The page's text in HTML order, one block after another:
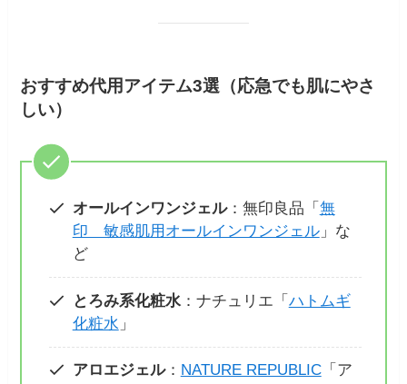
おすすめ代用アイテム3選（応急でも肌にやさ
しい）
オールインワンジェル：無印良品「 無
印 敏感肌用オールインワンジェル」な
ど
とろみ系化粧水：ナチュリエ「 ハトムギ
化粧水 」
アロエジェル： NATURE REPUBLIC「ア